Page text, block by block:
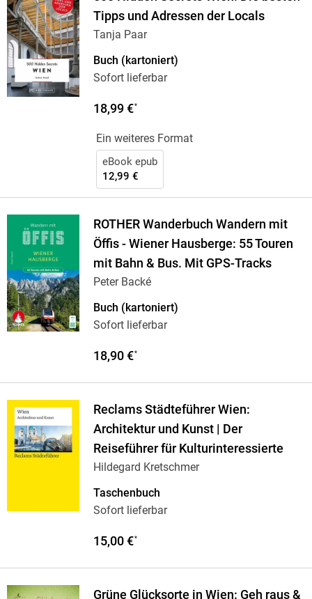
Tipps und Adressen der Locals
Tanja Paar
Buch (kartoniert)
Sofort lieferbar
18,99 €*
Ein weiteres Format
eBook epub
12,99 €
ROTHER Wanderbuch Wandern mit
Öffis - Wiener Hausberge: 55 Touren
mit Bahn & Bus. Mit GPS-Tracks
Peter Backé
Buch (kartoniert)
Sofort lieferbar
18,90 €*
Reclams Städteführer Wien:
Architektur und Kunst | Der
Reiseführer für Kulturinteressierte
Hildegard Kretschmer
Taschenbuch
Sofort lieferbar
15,00 €*
Grüne Glücksorte in Wien: Geh raus &